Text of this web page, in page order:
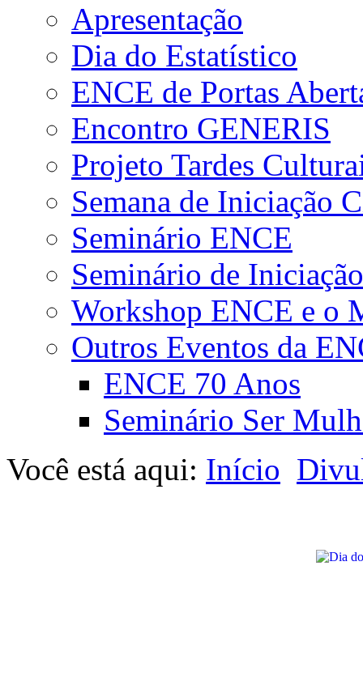
Apresentação
Dia do Estatístico
ENCE de Portas
Encontro GENERIS
Projeto Tardes
Semana de Iniciação
Seminário ENCE
Seminário de
Workshop ENCE e o
Outros Eventos da
ENCE 70 Anos
Seminário Ser
Você está aqui: Início